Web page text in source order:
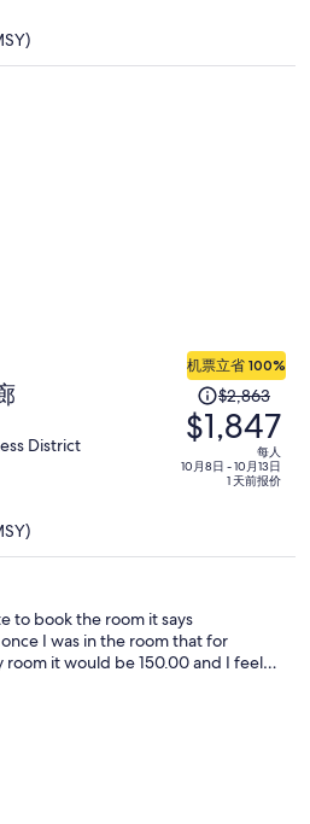
价
District
机票立省 100%
原
价
为
每
现
每
人
$2,863
$1,847
每人
10月8日 - 10月13日
1 天前报价
to book the room it says
I was in the room that for
it would be 150.00 and I feel
I was under the impression
to the room everyday and since